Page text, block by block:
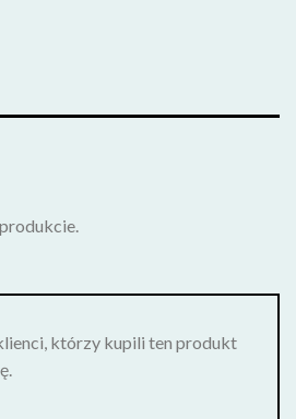
którzy kupili ten produkt